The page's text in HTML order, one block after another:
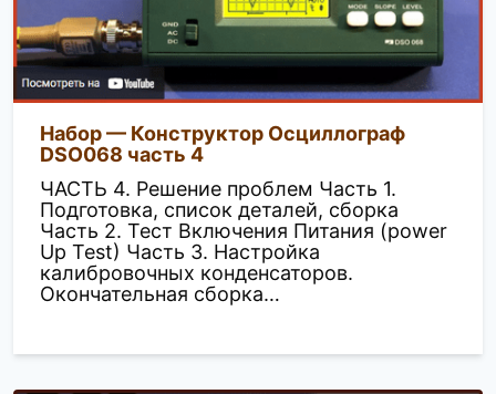
Набор — Конструктор Осциллограф
DSO068 часть 4
ЧАСТЬ 4. Решение проблем Часть 1.
Подготовка, список деталей, сборка
Часть 2. Тест Включения Питания (power
Up Test) Часть 3. Настройка
калибровочных конденсаторов.
Окончательная сборка…